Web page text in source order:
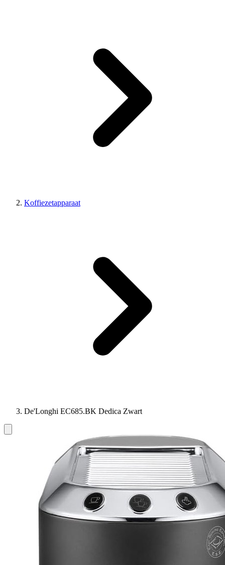
Koffiezetapparaat
De'Longhi EC685.BK Dedica Zwart